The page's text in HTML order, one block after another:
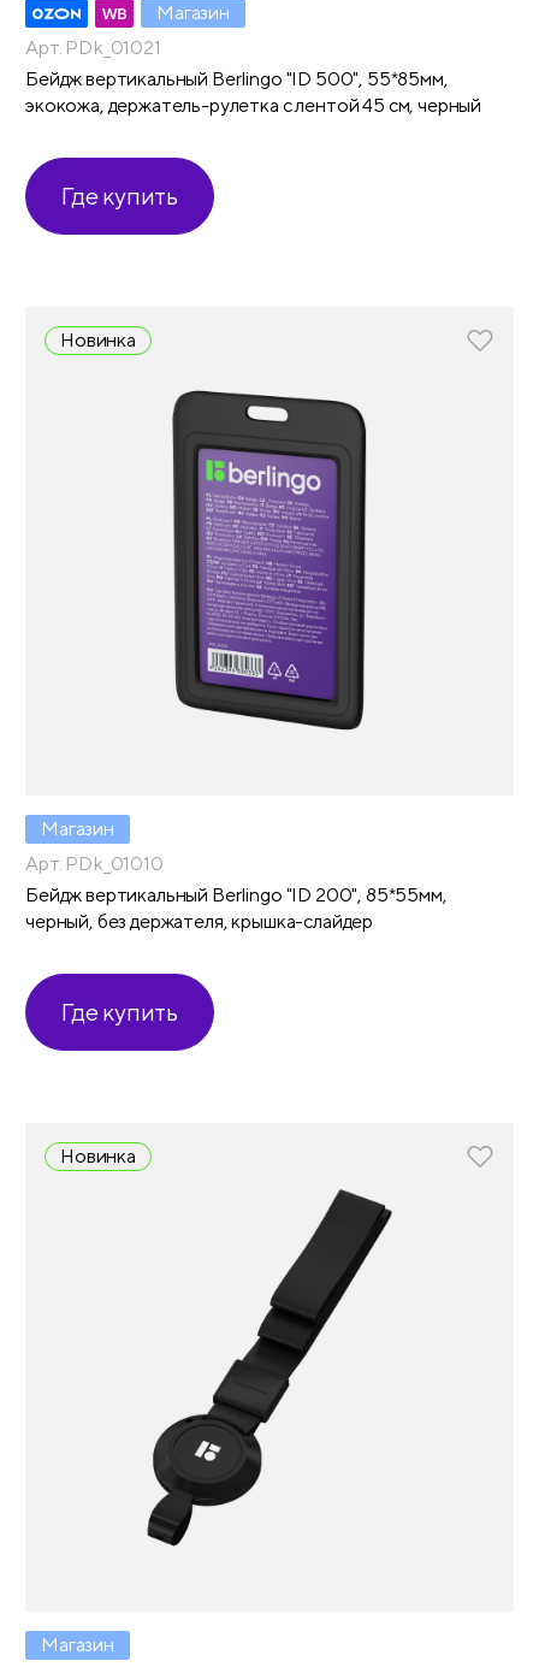
Магазин
Арт. PDk_01021
Бейдж вертикальный Berlingo "ID 500", 55*85мм,
экокожа, держатель-рулетка с лентой 45 см, черный
Где купить
Новинка
Магазин
Арт. PDk_01010
Бейдж вертикальный Berlingo "ID 200", 85*55мм,
черный, без держателя, крышка-слайдер
Где купить
Новинка
Магазин